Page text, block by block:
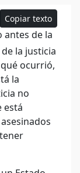
Copiar texto
antes de la
la justicia
ocurrió,
la
no
está